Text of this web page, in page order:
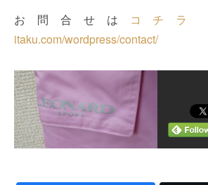
お問合せは コチラ
itaku.com/wordpress/contact/